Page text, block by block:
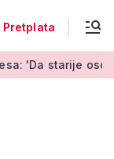
Pretplata
ne ostavimo